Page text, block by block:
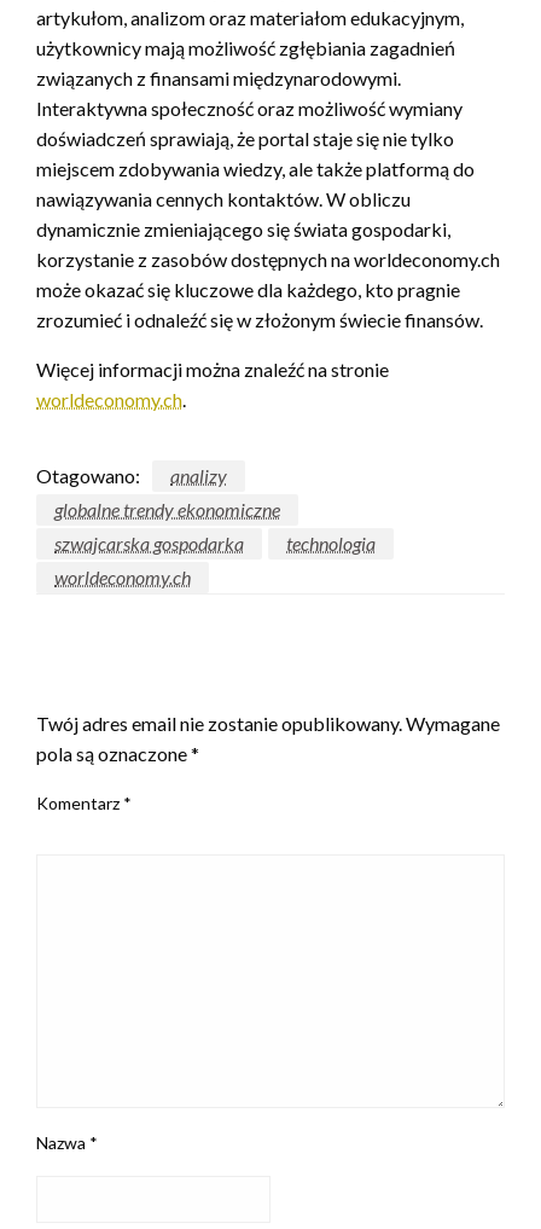
artykułom, analizom oraz materiałom edukacyjnym,
użytkownicy mają możliwość zgłębiania zagadnień
związanych z finansami międzynarodowymi.
Interaktywna społeczność oraz możliwość wymiany
doświadczeń sprawiają, że portal staje się nie tylko
miejscem zdobywania wiedzy, ale także platformą do
nawiązywania cennych kontaktów. W obliczu
dynamicznie zmieniającego się świata gospodarki,
korzystanie z zasobów dostępnych na worldeconomy.ch
może okazać się kluczowe dla każdego, kto pragnie
zrozumieć i odnaleźć się w złożonym świecie finansów.
Więcej informacji można znaleźć na stronie
worldeconomy.ch.
Otagowano:
analizy
globalne trendy ekonomiczne
szwajcarska gospodarka
technologia
worldeconomy.ch
Twój adres email nie zostanie opublikowany. Wymagane
pola są oznaczone*
Komentarz *
Nazwa *